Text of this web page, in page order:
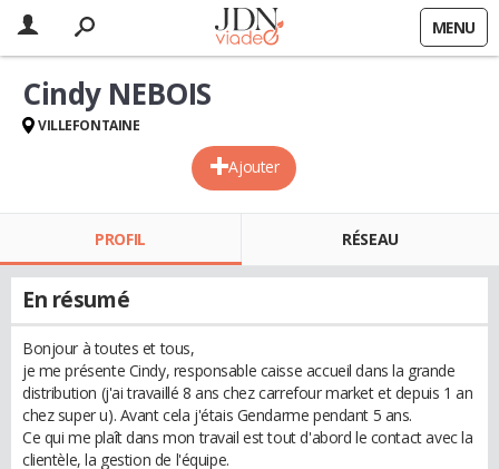
MENU
Ajouter
Cindy NEBOIS
VILLEFONTAINE
PROFIL RÉSEAU
En résumé
Bonjour à toutes et tous,
je me présente Cindy, responsable caisse accueil dans la grande
distribution (j'ai travaillé 8 ans chez carrefour market et depuis 1 an
chez super u). Avant cela j'étais Gendarme pendant 5 ans.
Ce qui me plaît dans mon travail est tout d'abord le contact avec la
clientèle, la gestion de l'équipe.